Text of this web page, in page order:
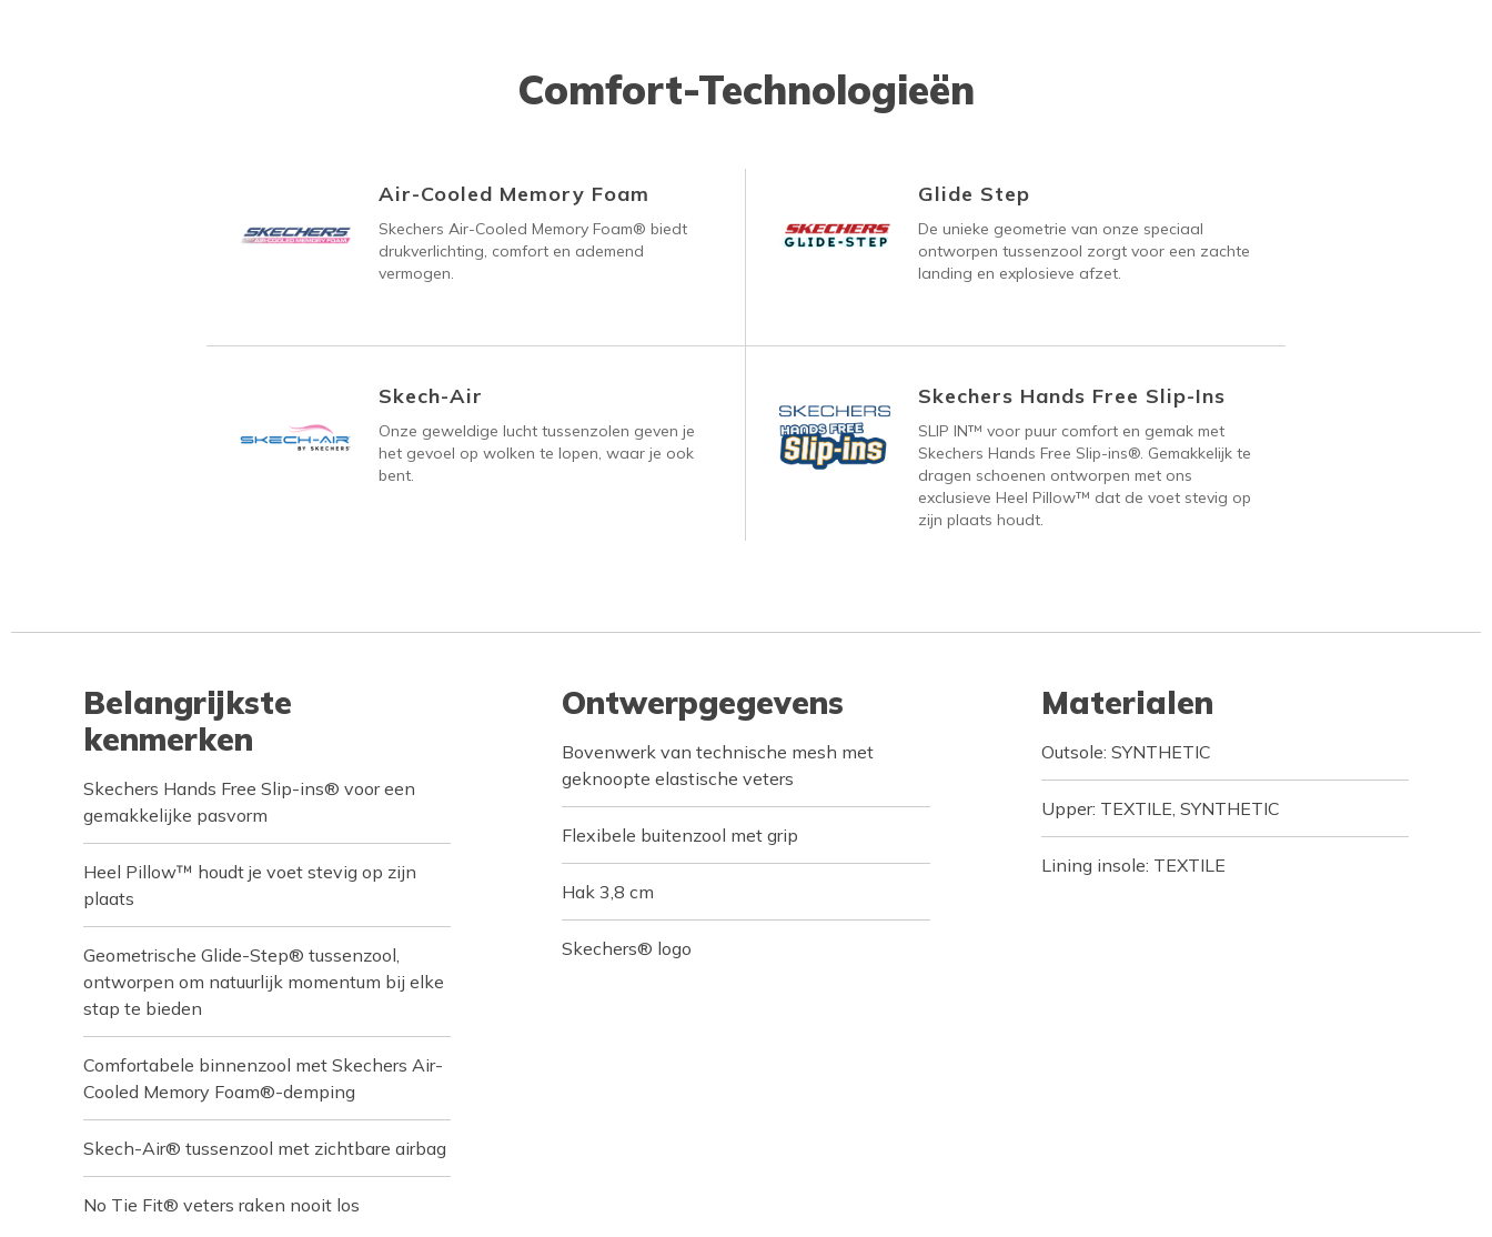
Comfort-Technologieën
Air-Cooled Memory Foam
Skechers Air-Cooled Memory Foam® biedt
drukverlichting, comfort en ademend
vermogen.
Glide Step
De unieke geometrie van onze speciaal
ontworpen tussenzool zorgt voor een zachte
landing en explosieve afzet.
Skech-Air
Onze geweldige lucht tussenzolen geven je
het gevoel op wolken te lopen, waar je ook
bent.
Skechers Hands Free Slip-Ins
SLIP IN™ voor puur comfort en gemak met
Skechers Hands Free Slip-ins®. Gemakkelijk te
dragen schoenen ontworpen met ons
exclusieve Heel Pillow™ dat de voet stevig op
zijn plaats houdt.
Belangrijkste
kenmerken
Skechers Hands Free Slip-ins® voor een
gemakkelijke pasvorm
Heel Pillow™ houdt je voet stevig op zijn
plaats
Geometrische Glide-Step® tussenzool,
ontworpen om natuurlijk momentum bij elke
stap te bieden
Comfortabele binnenzool met Skechers Air-
Cooled Memory Foam®-demping
Skech-Air® tussenzool met zichtbare airbag
No Tie Fit® veters raken nooit los
Ontwerpgegevens
Bovenwerk van technische mesh met
geknoopte elastische veters
Flexibele buitenzool met grip
Hak 3,8 cm
Skechers® logo
Materialen
Outsole: SYNTHETIC
Upper: TEXTILE, SYNTHETIC
Lining insole: TEXTILE